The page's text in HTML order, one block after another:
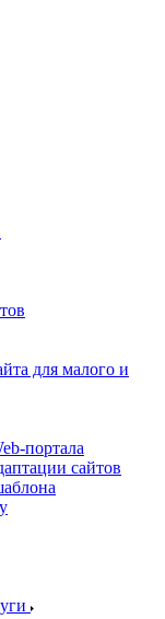
для малого и
портала
сайтов